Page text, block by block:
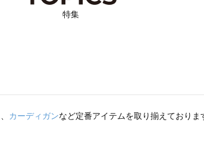
特集
、 カーディガンなど定番アイテムを取り揃えておりま